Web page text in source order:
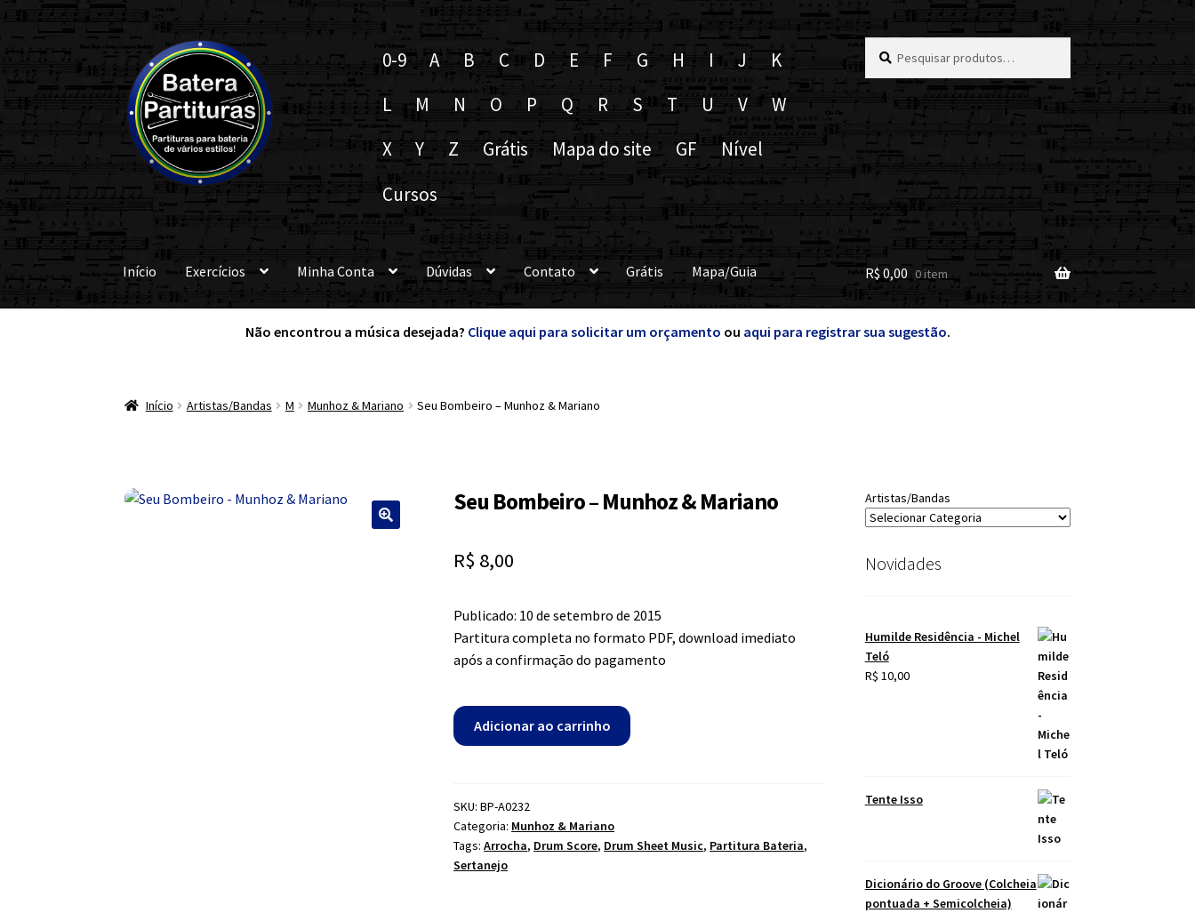
Pular
para
navegação
Pular
para
o
conteúdo
0-9 A B C D E F G H I J
K
L
M N O P Q R S T U V
W
X
Y Z Grátis Mapa do site GF
Nível
Cursos
por:
Início Exercícios Minha Conta Dúvidas Contato Grátis Mapa/Guia R$ 0,00 0 item
Não encontrou a música desejada? Clique aqui para solicitar um orçamento ou aqui para registrar sua sugestão.
Início Artistas/Bandas M Munhoz & Mariano Seu Bombeiro – Munhoz & Mariano
Seu Bombeiro – Munhoz & Mariano
R$ 8,00
Publicado: 10 de setembro de 2015
Partitura completa no formato PDF, download imediato
após a confirmação do pagamento
Seu
Bombeiro
&
Mariano
quantidade
Adicionar ao carrinho
SKU:BP-A0232
Categoria: Munhoz & Mariano
Tags:Arrocha, Drum Score, Drum Sheet Music, Partitura Bateria,
Sertanejo
Artistas/Bandas
Novidades
Humilde Residência - Michel
Teló
R$ 10,00
Tente Isso
Dicionário do Groove (Colcheia
pontuada + Semicolcheia)